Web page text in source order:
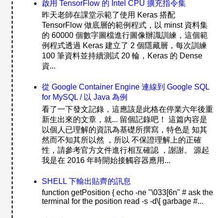
啟用 TensorFlow 的 Intel CPU 擴充指令集
昨天老師在課堂示範了使用 Keras 搭配
TensorFlow 做底層的範例程式，以 minst 資料集
的 60000 個數字圖檔進行圖像辦識訓練，這個範
例程式透過 Keras 建立了 2 個隱藏層，每次訓練
100 筆資料並持續測試 20 輪，Keras 的 Dense
資...
從 Google Container Engine 連線到 Google SQL
for MySQL / 以 Java 為例
看了一下發文記錄，這應該是此格在停業六年後重
新生出來的文章，就... 留個記錄吧！ 這篇內容是
以個人已理解的資訊為基礎所撰寫，特色是 知其
然而不知其所以然 ，所以 不保證理解上的正確
性，請參考官方文件進行相互確認 ，謝謝。 源起
我是在 2016 年時開始接觸容器應用...
SHELL 下輸出貼齊的訊息
function getPosition { echo -ne "\033[6n" # ask the
terminal for the position read -s -d\[ garbage #...